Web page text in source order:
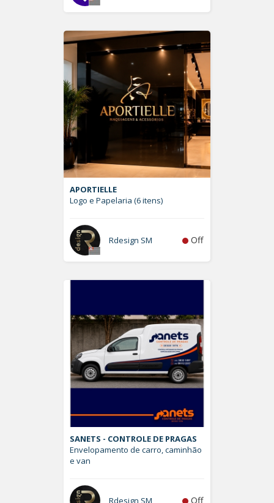
APORTIELLE
Logo e Papelaria (6 itens)
Rdesign SM Off
SANETS - CONTROLE DE PRAGAS
Envelopamento de carro, caminhão
e van
Rdesign SM Off